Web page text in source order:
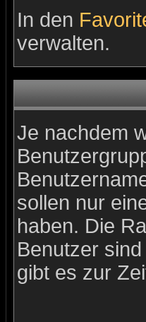
In den
verwalten.
Je nachdem
sollen nur
haben. Die
Benutzer
gibt es zur